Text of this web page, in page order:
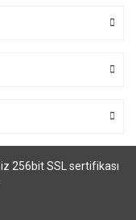
256bit SSL sertifikası